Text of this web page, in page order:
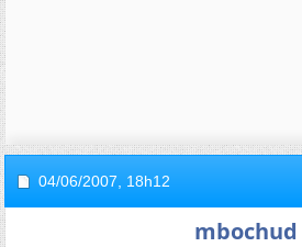
04/06/2007, 18h12
mbochud